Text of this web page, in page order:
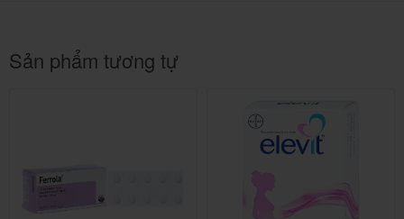
Báo cho bác sĩ nếu gặp bất kỳ tác dụng phụ nào
Nên dùng thuốc Siro Obikiton
như thế nào và liều lượng?
Tuân thủ chặt chẽ theo đơn thuốc của bác sĩ điều trị
Sản phẩm tương tự